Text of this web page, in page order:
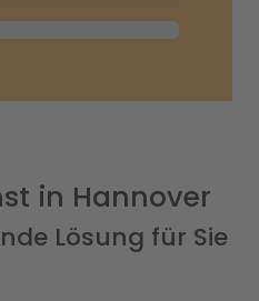
in Hannover
Lösung für Sie